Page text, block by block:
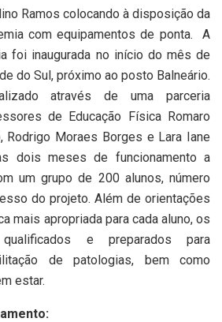
Ramos colocando à disposição da
com equipamentos de ponta. A
foi inaugurada no início do mês de
do Sul, próximo ao posto Balneário.
através de uma parceria
de Educação Física Romaro
Rodrigo Moraes Borges e Lara Iane
dois meses de funcionamento a
um grupo de 200 alunos, número
do projeto. Além de orientações
mais apropriada para cada aluno, os
e preparados para
de patologias, bem como
estar.